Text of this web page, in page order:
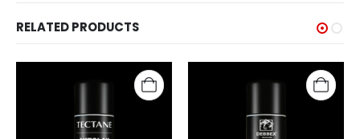
RELATED PRODUCTS